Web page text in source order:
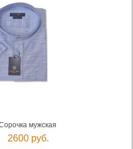
мужская
2600 руб.